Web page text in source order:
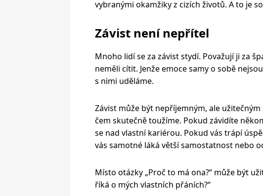
vybranými okamžiky z cizích životů. A to je
Závist není nepřítel
Mnoho lidí se za závist stydí. Považují ji za
neměli cítit. Jenže emoce samy o sobě
s nimi uděláme.
Závist může být nepříjemným, ale
čem skutečně toužíme. Pokud závidíte
se nad vlastní kariérou. Pokud vás trápí
vás samotné láká větší samostatnost nebo
Místo otázky „Proč to má ona?“ může být
říká o mých vlastních přáních?“